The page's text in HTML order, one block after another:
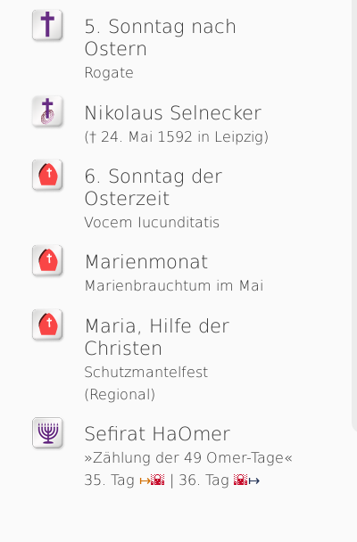
5. Sonntag nach
Ostern
Rogate
Nikolaus Selnecker
(† 24. Mai 1592 in Leipzig)
6. Sonntag der
Osterzeit
Vocem Iucunditatis
Marienmonat
Marienbrauchtum im Mai
Maria, Hilfe der
Christen
Schutzmantelfest
(Regional)
Sefirat HaOmer
»Zählung der 49 Omer-Tage«
35. Tag ↦🌇 | 36. Tag 🌇↦